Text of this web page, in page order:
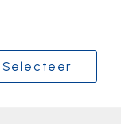
Selecteer